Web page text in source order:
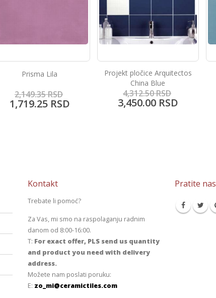
Projekt pločice Arquitectos
4,312.50RSD
3,450.00RSD
Prisma Azul
2,149.35RSD
1,719.25 RSD
Kontakt
Trebate li pomoć?
Za Vas, mi smo na raspolaganju radnim
danom od 8:00-16:00.
T: For exact offer, PLS send us quantity
and product you need with delivery
address.
Možete nam poslati poruku:
E: zo_mi@ceramictiles.com
Pratite nas